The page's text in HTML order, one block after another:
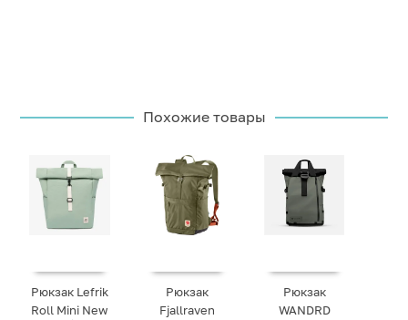
Похожие товары
Рюкзак Lefrik
Roll Mini New
Рюкзак
Fjallraven
Рюкзак
WANDRD